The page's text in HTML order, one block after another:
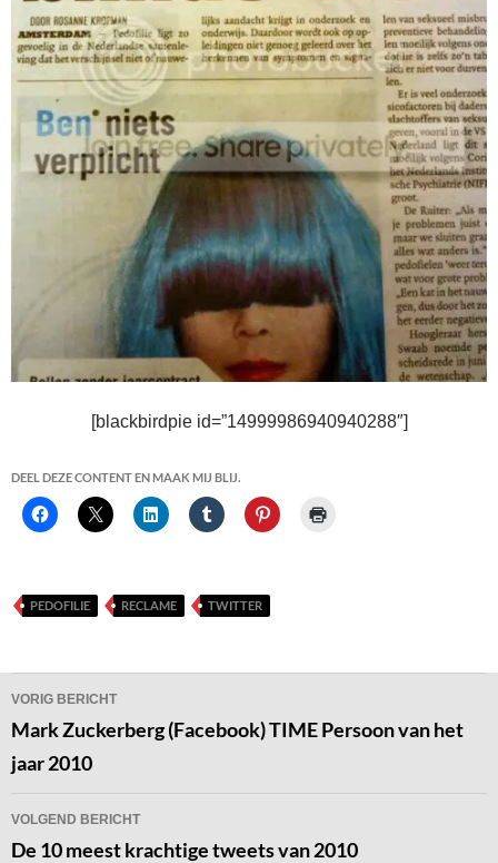
[blackbirdpie id=”14999986940940288″]
DEEL DEZE CONTENT EN MAAK MIJ BLIJ.
PEDOFILIE RECLAME TWITTER
Bericht
navigatie
VORIG BERICHT
Mark Zuckerberg (Facebook) TIME Persoon van het
jaar 2010
VOLGEND BERICHT
De 10 meest krachtige tweets van 2010